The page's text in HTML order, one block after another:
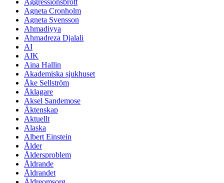
Agneta Cronholm
Agneta Svensson
Ahmadiyya
Ahmadreza Djalali
AI
AIK
Aina Hallin
Akademiska sjukhuset
Åke Sellström
Åklagare
Aksel Sandemose
Äktenskap
Aktuellt
Alaska
Albert Einstein
Ålder
Åldersproblem
Åldrande
Åldrandet